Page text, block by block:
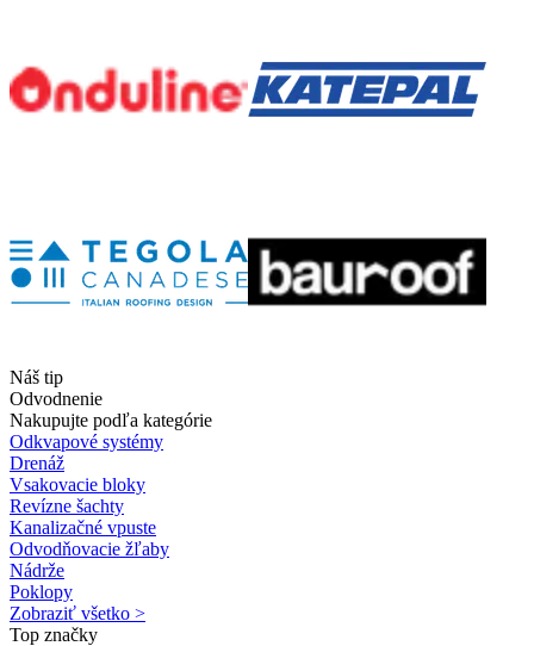
Náš tip
Odvodnenie
Nakupujte podľa kategórie
Odkvapové systémy
Drenáž
Vsakovacie bloky
Revízne šachty
Kanalizačné vpuste
Odvodňovacie žľaby
Nádrže
Poklopy
Zobraziť všetko >
Top značky